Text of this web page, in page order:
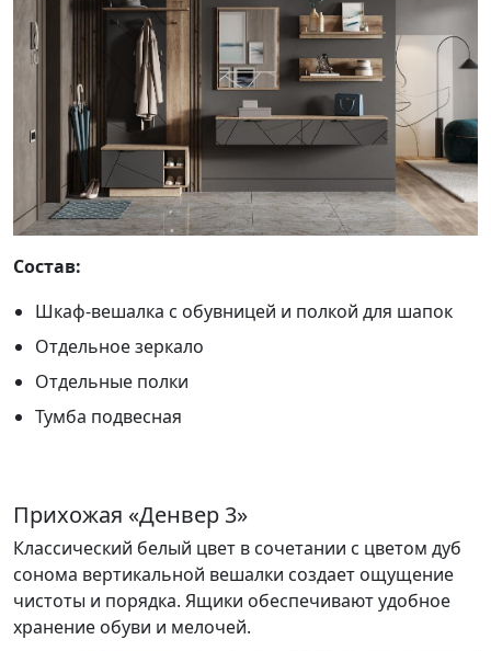
Состав:
Шкаф-вешалка с обувницей и полкой для шапок
Отдельное зеркало
Отдельные полки
Тумба подвесная
Прихожая «Денвер 3»
Классический белый цвет в сочетании с цветом дуб
сонома вертикальной вешалки создает ощущение
чистоты и порядка. Ящики обеспечивают удобное
хранение обуви и мелочей.